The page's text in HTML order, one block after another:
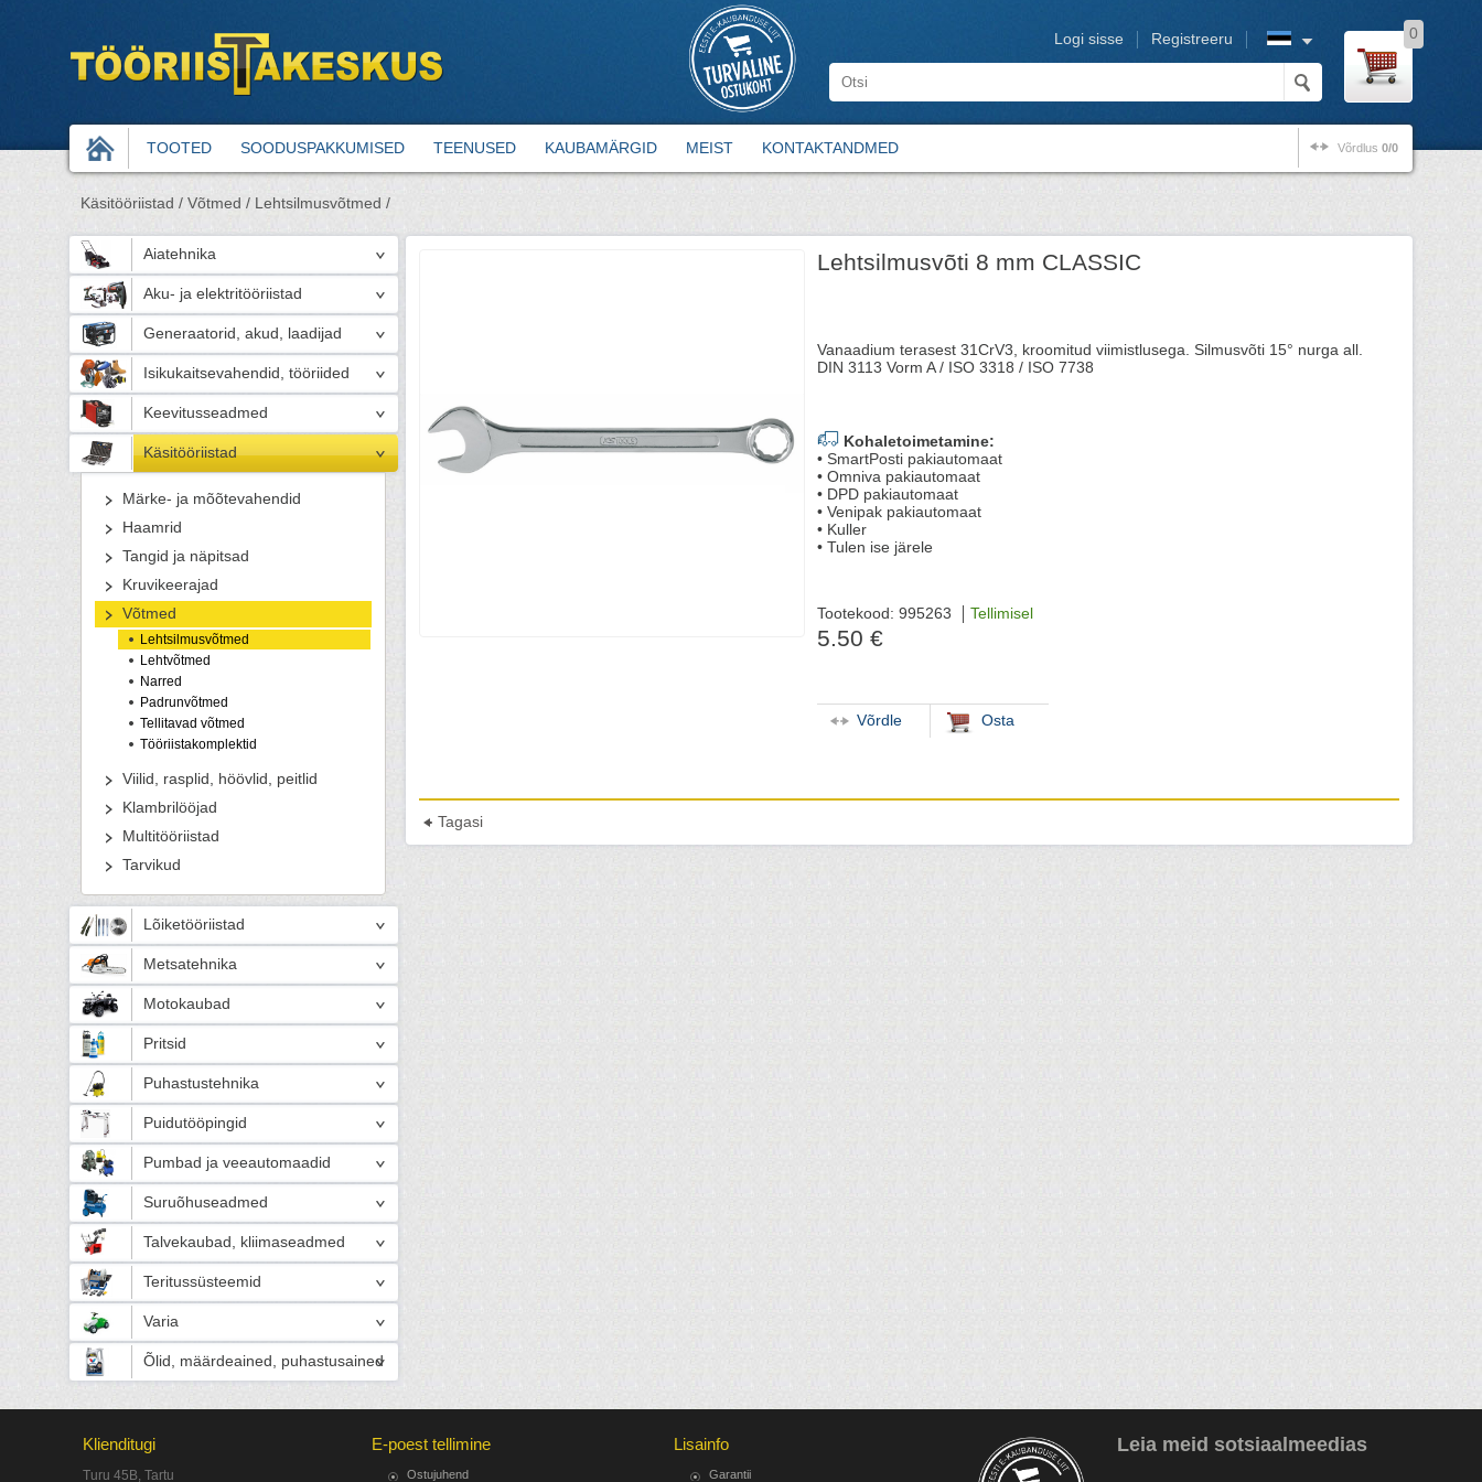
Registreeru
Logi sisse 0
TOOTED SOODUSPAKKUMISED TEENUSED KAUBAMÄRGID MEIST KONTAKTANDMED Võrdlus 0/0
Käsitööriistad / Võtmed / Lehtsilmusvõtmed /
Aiatehnika
Aku- ja elektritööriistad
Generaatorid, akud, laadijad
Isikukaitsevahendid, tööriided
Keevitusseadmed
Käsitööriistad
Märke- ja mõõtevahendid
Haamrid
Tangid ja näpitsad
Kruvikeerajad
Võtmed
Lehtsilmusvõtmed
Lehtvõtmed
Narred
Padrunvõtmed
Tellitavad võtmed
Tööriistakomplektid
Viilid, rasplid, höövlid, peitlid
Klambrilööjad
Multitööriistad
Tarvikud
Lõiketööriistad
Metsatehnika
Motokaubad
Pritsid
Puhastustehnika
Puidutööpingid
Pumbad ja veeautomaadid
Suruõhuseadmed
Talvekaubad, kliimaseadmed
Teritussüsteemid
Varia
Õlid, määrdeained, puhastusained
Lehtsilmusvõti 8 mm CLASSIC
Vanaadium terasest 31CrV3, kroomitud viimistlusega. Silmusvõti 15° nurga all.
DIN 3113 Vorm A / ISO 3318 / ISO 7738
Kohaletoimetamine:
• SmartPosti pakiautomaat
• Omniva pakiautomaat
• DPD pakiautomaat
• Venipak pakiautomaat
• Kuller
• Tulen ise järele
Tootekood: 995263 Tellimisel
5.50 €
Võrdle Osta
Tagasi
Klienditugi
Turu 45B, Tartu
E-poest tellimine
Ostujuhend
Lisainfo
Garantii
Leia meid sotsiaalmeedias